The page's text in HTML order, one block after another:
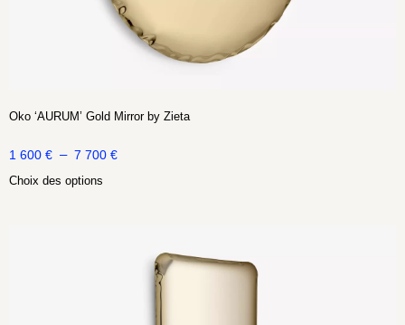
Oko ‘AURUM’ Gold Mirror by Zieta
1 600 € – 7 700 €
Choix des options